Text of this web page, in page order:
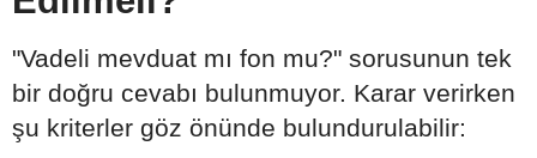
"Vadeli mevduat mı fon mu?" sorusunun tek
bir doğru cevabı bulunmuyor. Karar verirken
şu kriterler göz önünde bulundurulabilir: